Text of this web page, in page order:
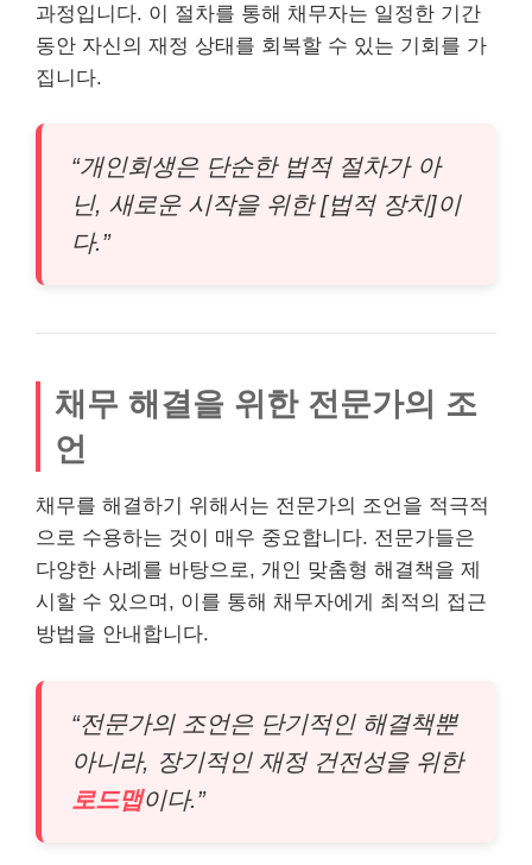
과정입니다. 이 절차를 통해 채무자는 일정한 기간
동안 자신의 재정 상태를 회복할 수 있는 기회를 가
집니다.
“개인회생은 단순한 법적 절차가 아
닌, 새로운 시작을 위한 [법적 장치]이
다.”
채무 해결을 위한 전문가의 조
언
채무를 해결하기 위해서는 전문가의 조언을 적극적
으로 수용하는 것이 매우 중요합니다. 전문가들은
다양한 사례를 바탕으로, 개인 맞춤형 해결책을 제
시할 수 있으며, 이를 통해 채무자에게 최적의 접근
방법을 안내합니다.
“전문가의 조언은 단기적인 해결책뿐
아니라, 장기적인 재정 건전성을 위한
로드맵이다.”